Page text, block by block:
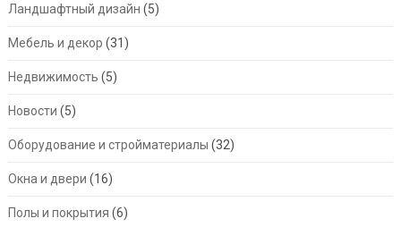
Ландшафтный дизайн (5)
Мебель и декор (31)
Недвижимость (5)
Новости (5)
Оборудование и стройматериалы (32)
Окна и двери (16)
Полы и покрытия (6)